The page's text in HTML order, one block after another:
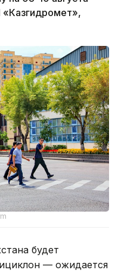
«Казгидромет»,
будет
— ожидается